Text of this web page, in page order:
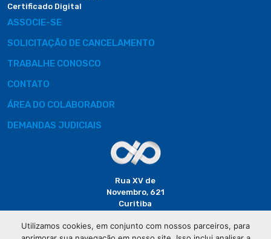
Certificado Digital
ASSOCIE-SE
SOLICITAÇÃO DE CANCELAMENTO
TRABALHE CONOSCO
CONTATO
ÁREA DO COLABORADOR
DEMANDAS JUDICIAIS
Rua XV de
Novembro, 621
Curitiba
Utilizamos cookies, em conjunto com nossos parceiros, para